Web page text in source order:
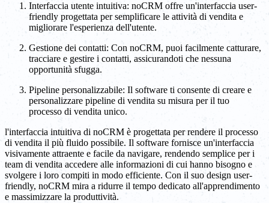
Interfaccia utente intuitiva: noCRM offre un'interfaccia user-
friendly progettata per semplificare le attività di vendita e
migliorare l'esperienza dell'utente.
Gestione dei contatti: Con noCRM, puoi facilmente catturare,
tracciare e gestire i contatti, assicurandoti che nessuna
opportunità sfugga.
Pipeline personalizzabile: Il software ti consente di creare e
personalizzare pipeline di vendita su misura per il tuo
processo di vendita unico.
l'interfaccia intuitiva di noCRM è progettata per rendere il processo
di vendita il più fluido possibile. Il software fornisce un'interfaccia
visivamente attraente e facile da navigare, rendendo semplice per i
team di vendita accedere alle informazioni di cui hanno bisogno e
svolgere i loro compiti in modo efficiente. Con il suo design user-
friendly, noCRM mira a ridurre il tempo dedicato all'apprendimento
e massimizzare la produttività.